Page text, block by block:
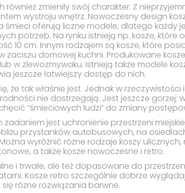
zmieniły swój charakter. Z
wystroju wnętrz. Nowoczesny design
oferują liczne modele, dlatego każdy
potrzeb. Na rynku istnieją np. kosze, które
10 cm. Innym rodzajem są kosze, które
domowej kuchni. Produkowane
w zlewozmywaku. Istnieją także modele
jeszcze łatwiejszy dostęp do nich.
że tak właśnie jest. Jednak w rzeczywistości
nie dostrzegają. Jest jeszcze gorzej:
“śmieciowych ludzi” do zmiany
jest uchronienie przestrzeni
przystanków autobusowych, na
wyróżnić różne rodzaje koszy ulicznych,
a także kosze nowoczesne i retro.
i trwałe, ale też dopasowane do
Kosze retro szczególnie dobrze
różne rozwiązania barwne.